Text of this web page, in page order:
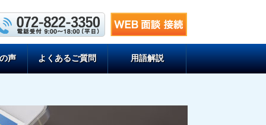
声 よくあるご質問 用語解説